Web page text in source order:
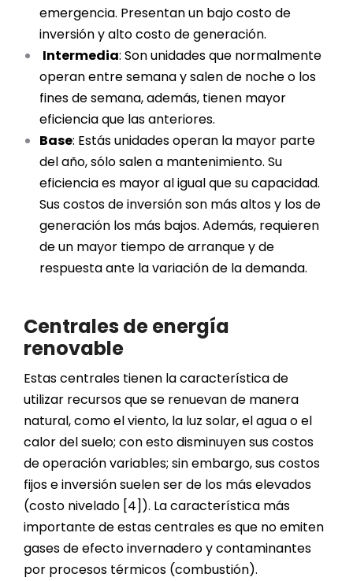
emergencia. Presentan un bajo costo de
inversión y alto costo de generación.
Intermedia: Son unidades que normalmente
operan entre semana y salen de noche o los
fines de semana, además, tienen mayor
eficiencia que las anteriores.
Base: Estás unidades operan la mayor parte
del año, sólo salen a mantenimiento. Su
eficiencia es mayor al igual que su capacidad.
Sus costos de inversión son más altos y los de
generación los más bajos. Además, requieren
de un mayor tiempo de arranque y de
respuesta ante la variación de la demanda.
Centrales de energía
renovable
Estas centrales tienen la característica de
utilizar recursos que se renuevan de manera
natural, como el viento, la luz solar, el agua o el
calor del suelo; con esto disminuyen sus costos
de operación variables; sin embargo, sus costos
fijos e inversión suelen ser de los más elevados
(costo nivelado [4]). La característica más
importante de estas centrales es que no emiten
gases de efecto invernadero y contaminantes
por procesos térmicos (combustión).